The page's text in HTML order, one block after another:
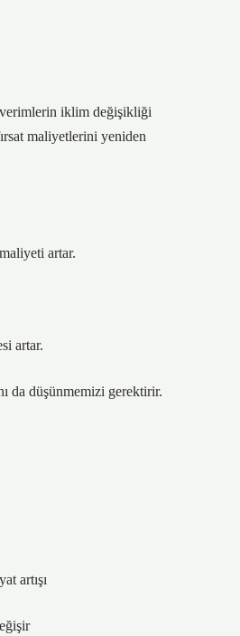
verimlerin iklim değişikliği
maliyetlerini yeniden
artar.
artar.
da düşünmemizi gerektirir.
artışı